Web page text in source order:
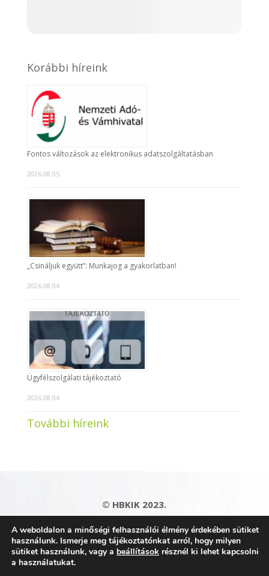
Korábbi híreink
Fontos változások az elektronikus adatszolgáltatásban
2026.08.05.
„Csináljuk együtt”: Munkajog a gyakorlatban!
2026.08.04.
Ügyfélszolgálati tájékoztató
2026.08.04.
További híreink
© HBKIK 2023.
Adatkezelési tájékoztató|Impresszum|
Kapcsolat|Honlaptérkép
A weboldalon a minőségi felhasználói élmény érdekében sütiket
használunk. Ismerje meg tájékoztatónkat arról, hogy milyen
sütiket használunk, vagy a beállítások résznél ki lehet kapcsolni
a használatukat.